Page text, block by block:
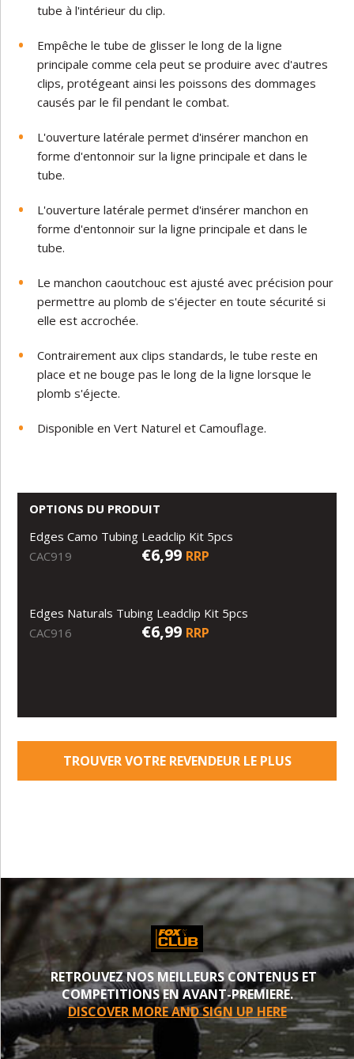
tube à l'intérieur du clip.
Empêche le tube de glisser le long de la ligne
principale comme cela peut se produire avec d'autres
clips, protégeant ainsi les poissons des dommages
causés par le fil pendant le combat.
L'ouverture latérale permet d'insérer manchon en
forme d'entonnoir sur la ligne principale et dans le
tube.
L'ouverture latérale permet d'insérer manchon en
forme d'entonnoir sur la ligne principale et dans le
tube.
Le manchon caoutchouc est ajusté avec précision pour
permettre au plomb de s'éjecter en toute sécurité si
elle est accrochée.
Contrairement aux clips standards, le tube reste en
place et ne bouge pas le long de la ligne lorsque le
plomb s'éjecte.
Disponible en Vert Naturel et Camouflage.
OPTIONS DU PRODUIT
Edges Camo Tubing Leadclip Kit 5pcs
CAC919
€6,99 RRP
Edges Naturals Tubing Leadclip Kit 5pcs
CAC916
€6,99 RRP
TROUVER VOTRE REVENDEUR LE PLUS
RETROUVEZ NOS MEILLEURS CONTENUS ET
COMPETITIONS EN AVANT-PREMIERE.
DISCOVER MORE AND SIGN UP HERE